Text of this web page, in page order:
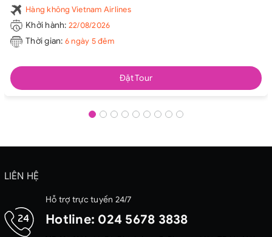
Hàng không Vietnam Airlines
Khởi hành: 22/08/2026
Thời gian: 6 ngày 5 đêm
Đặt Tour
LIÊN HỆ
Hỗ trợ trực tuyến 24/7
Hotline: 024 5678 3838